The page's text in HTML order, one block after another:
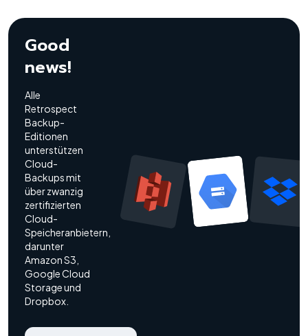
Good
news!
Alle
Retrospect
Backup-
Editionen
unterstützen
Cloud-
Backups mit
über zwanzig
zertifizierten
Cloud-
Speicheranbietern,
darunter
Amazon S3,
Google Cloud
Storage und
Dropbox.